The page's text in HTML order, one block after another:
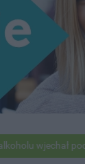
wjechał pod